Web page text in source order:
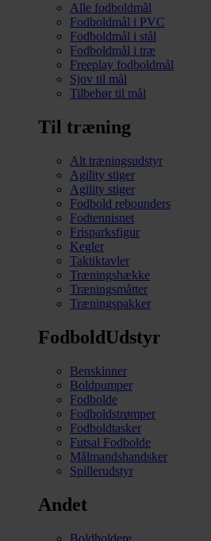
Alle fodboldmål
Fodboldmål i PVC
Fodboldmål i stål
Fodboldmål i træ
Freeplay fodboldmål
Sjov til mål
Tilbehør til mål
Til træning
Alt træningsudstyr
Agility stiger
Agility stiger
Fodbold rebounders
Fodtennisnet
Frisparksfigur
Kegler
Taktiktavler
Træningshække
Træningsmåtter
Træningspakker
FodboldUdstyr
Benskinner
Boldpumper
Fodbolde
Fodboldstrømper
Fodboldtasker
Futsal Fodbolde
Målmandshandsker
Spillerudstyr
Andet
Boldholdere